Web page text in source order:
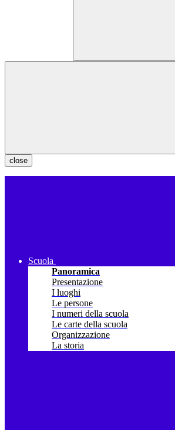
close
Scuola
Panoramica
Presentazione
I luoghi
Le persone
I numeri della scuola
Le carte della scuola
Organizzazione
La storia